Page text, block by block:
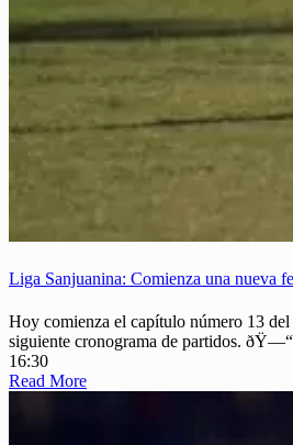
Liga Sanjuanina: Comienza una nueva
Hoy comienza el capítulo número 13
siguiente cronograma de partidos.
16:30
Read More